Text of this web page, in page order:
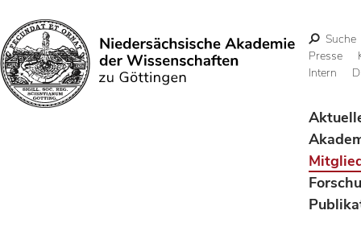
Suchen
Suche
Presse
Intern